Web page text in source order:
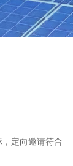
定向邀请符合